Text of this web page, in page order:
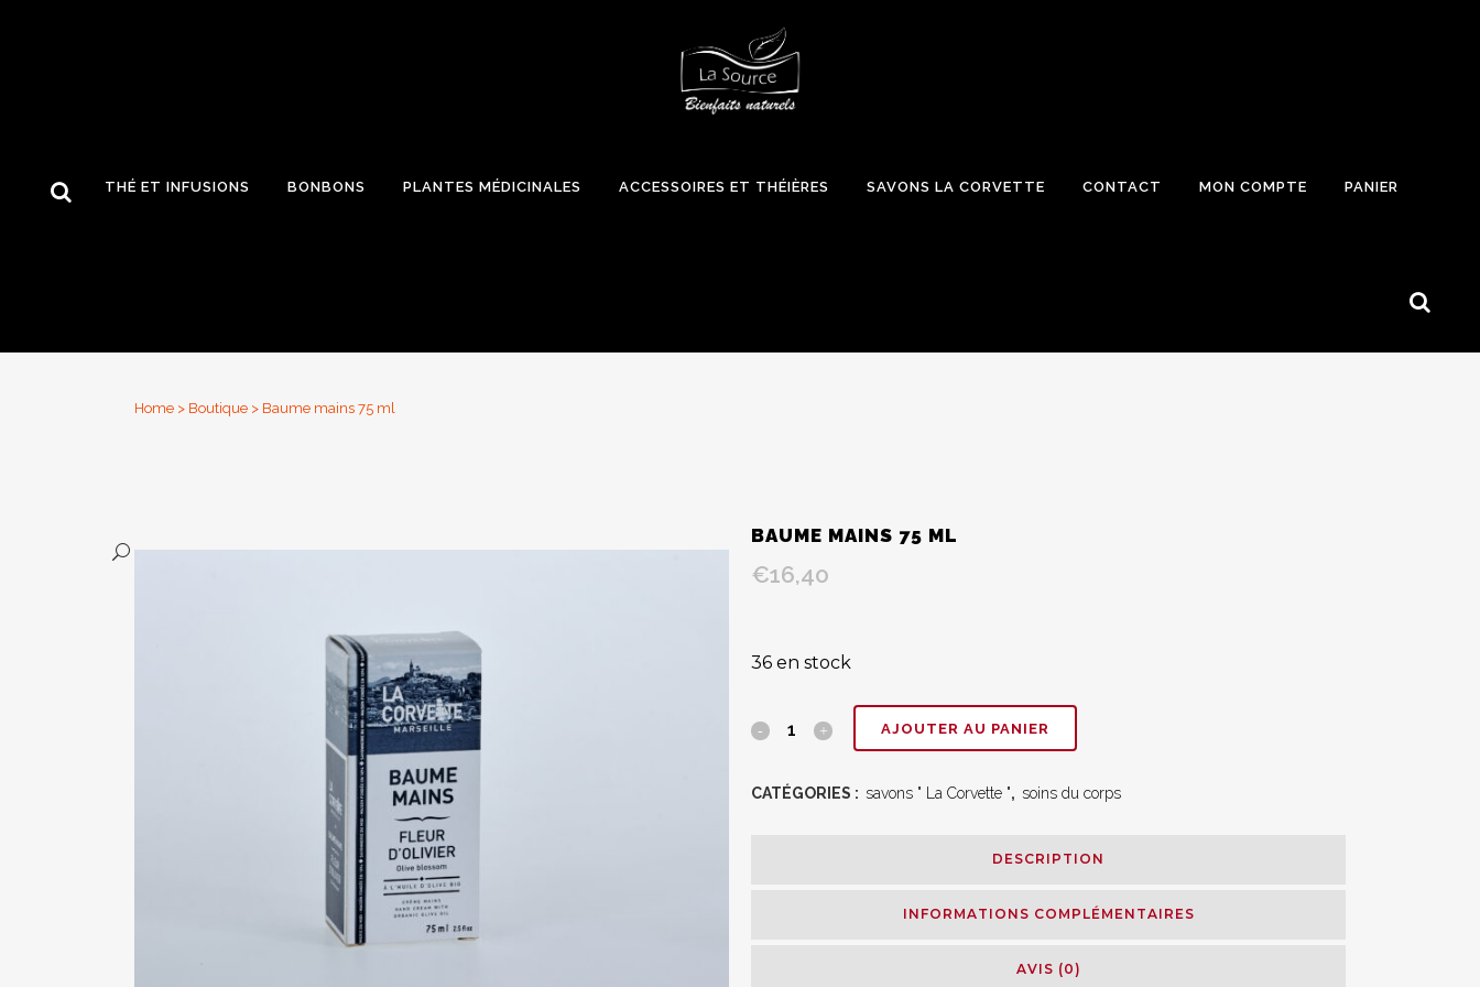
THÉ ET INFUSIONS BONBONS PLANTES MÉDICINALES ACCESSOIRES ET THÉIÈRES SAVONS LA CORVETTE CONTACT MON COMPTE PANIER
Home > Boutique > Baume mains 75 ml
BAUME MAINS 75 ML
€16,40
36 en stock
Baume
AJOUTER AU PANIER
CATÉGORIES : savons " La Corvette ", soins du corps
DESCRIPTION
INFORMATIONS COMPLÉMENTAIRES
AVIS (0)